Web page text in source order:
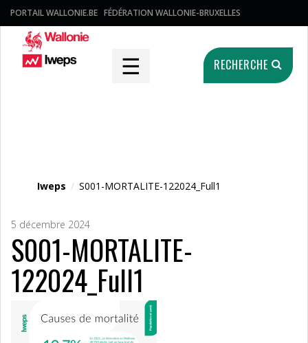
PORTAIL WALLONIE.BE FÉDÉRATION WALLONIE-BRUXELLES
☰ RECHERCHE
Iweps / S001-MORTALITE-122024_Full1
5 décembre 2024
S001-MORTALITE-
122024_Full1